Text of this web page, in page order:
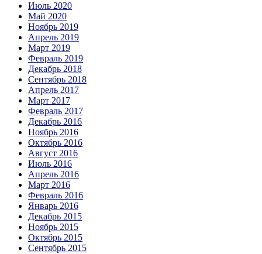
Июль 2020
Май 2020
Ноябрь 2019
Апрель 2019
Март 2019
Февраль 2019
Декабрь 2018
Сентябрь 2018
Апрель 2017
Март 2017
Февраль 2017
Декабрь 2016
Ноябрь 2016
Октябрь 2016
Август 2016
Июль 2016
Апрель 2016
Март 2016
Февраль 2016
Январь 2016
Декабрь 2015
Ноябрь 2015
Октябрь 2015
Сентябрь 2015